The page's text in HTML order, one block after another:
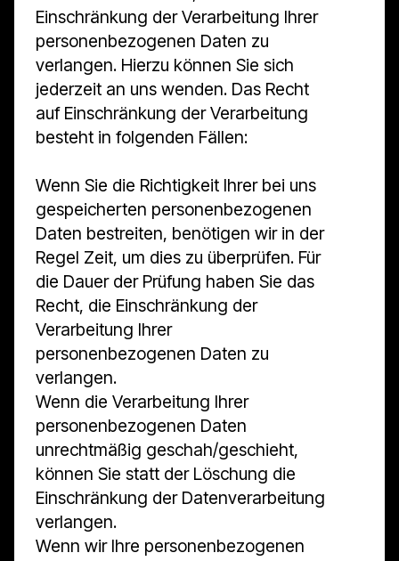
Einschränkung der Verarbeitung Ihrer
personenbezogenen Daten zu
verlangen. Hierzu können Sie sich
jederzeit an uns wenden. Das Recht
auf Einschränkung der Verarbeitung
besteht in folgenden Fällen:
Wenn Sie die Richtigkeit Ihrer bei uns
gespeicherten personenbezogenen
Daten bestreiten, benötigen wir in der
Regel Zeit, um dies zu überprüfen. Für
die Dauer der Prüfung haben Sie das
Recht, die Einschränkung der
Verarbeitung Ihrer
personenbezogenen Daten zu
verlangen.
Wenn die Verarbeitung Ihrer
personenbezogenen Daten
unrechtmäßig geschah/geschieht,
können Sie statt der Löschung die
Einschränkung der Datenverarbeitung
verlangen.
Wenn wir Ihre personenbezogenen